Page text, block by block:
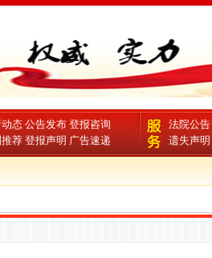
态 公告发布 登报咨询
荐 登报声明 广告速递
法院公告
遗失声明